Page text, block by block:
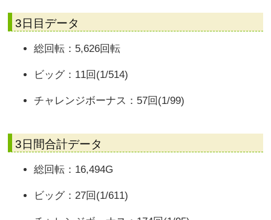
3日目データ
総回転：5,626回転
ビッグ：11回(1/514)
チャレンジボーナス：57回(1/99)
3日間合計データ
総回転：16,494G
ビッグ：27回(1/611)